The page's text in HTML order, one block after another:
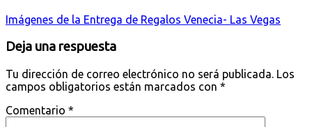
Imágenes de la Entrega de Regalos Venecia- Las Vegas
Deja una respuesta
Tu dirección de correo electrónico no será publicada. Los
campos obligatorios están marcados con *
Comentario *